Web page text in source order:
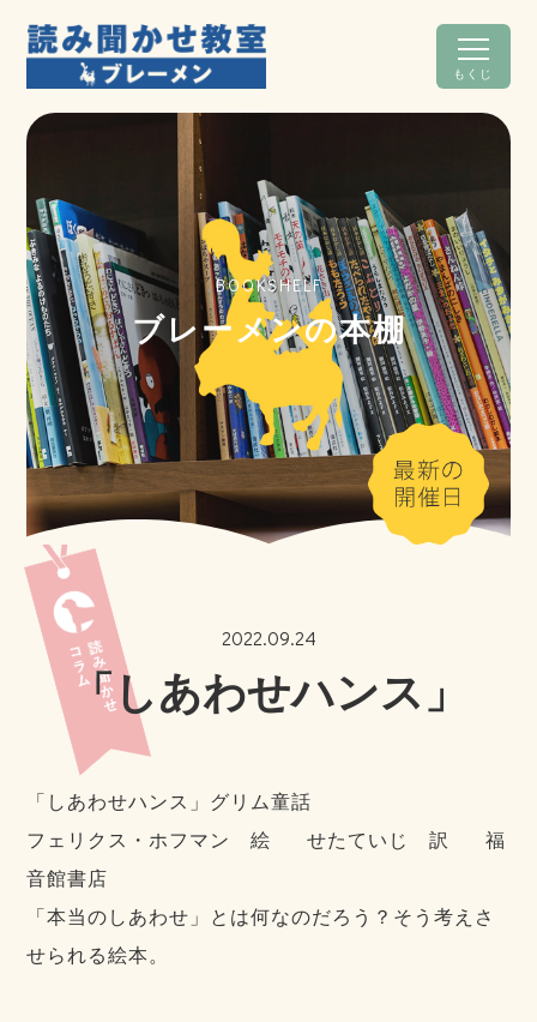
もくじ
BOOKSHELF
ブレーメンの本棚
2022.09.24
「しあわせハンス」
「しあわせハンス」グリム童話
フェリクス・ホフマン 絵 せたていじ 訳 福
音館書店
「本当のしあわせ」とは何なのだろう？そう考えさ
せられる絵本。